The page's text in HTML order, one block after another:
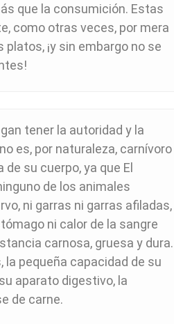
que la consumición. Estas
como otras veces, por mera
¡y sin embargo no se
tener la autoridad y la
es, por naturaleza, carnívoro
su cuerpo, ya que El
de los animales
ni garras ni garras afiladas,
ni calor de la sangre
carnosa, gruesa y dura.
la pequeña capacidad de su
aparato digestivo, la
de carne.